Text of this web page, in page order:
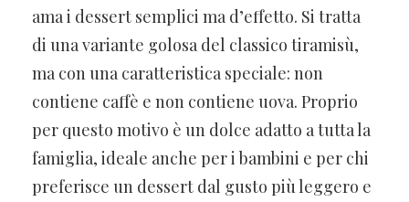
ama i dessert semplici ma d’effetto. Si tratta
di una variante golosa del classico tiramisù,
ma con una caratteristica speciale: non
contiene caffè e non contiene uova. Proprio
per questo motivo è un dolce adatto a tutta la
famiglia, ideale anche per i bambini e per chi
preferisce un dessert dal gusto più leggero e